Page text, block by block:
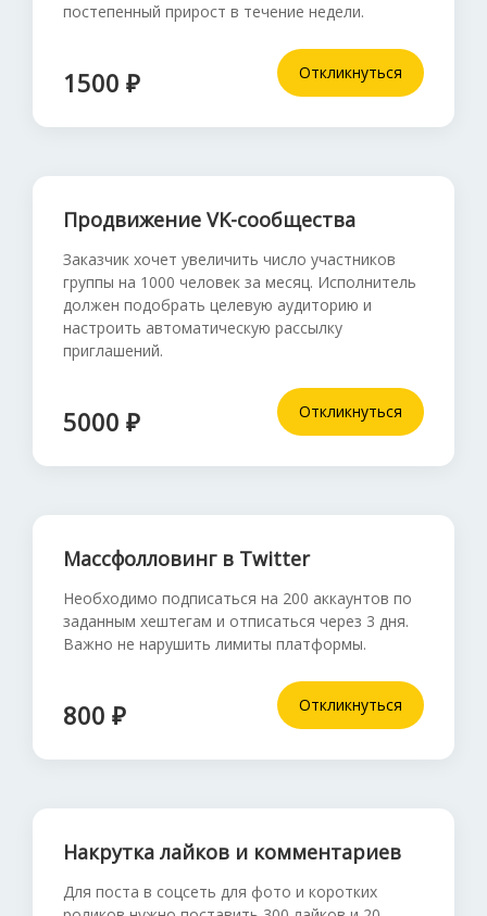
постепенный прирост в течение недели.
1500 ₽ Откликнуться
Продвижение VK-сообщества
Заказчик хочет увеличить число участников
группы на 1000 человек за месяц. Исполнитель
должен подобрать целевую аудиторию и
настроить автоматическую рассылку
приглашений.
5000 ₽ Откликнуться
Массфолловинг в Twitter
Необходимо подписаться на 200 аккаунтов по
заданным хештегам и отписаться через 3 дня.
Важно не нарушить лимиты платформы.
800 ₽ Откликнуться
Накрутка лайков и комментариев
Для поста в соцсеть для фото и коротких